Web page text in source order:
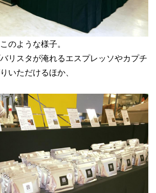
のような様子。
リスタが淹れるエスプレッソやカプチ
いただけるほか、